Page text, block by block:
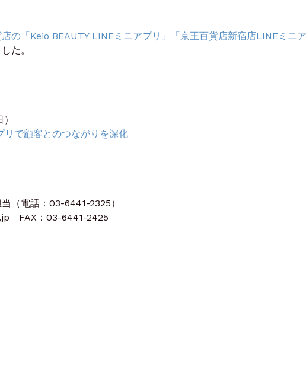
の「Keio BEAUTY LINEミニアプリ」「京王百貨店新宿店LINEミニ
た。
で顧客とのつながりを深化
（電話：03-6441-2325）
FAX：03-6441-2425